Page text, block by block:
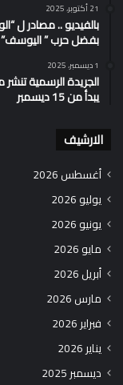
21 أكتوبر، 2025
بالفيديو .. مصادر ل
بفضل حرب ” اليوسف”
1 ديسمبر، 2025
الجريدة الرسمية
يبدأ من 15 ديسمبر
الارشيف
أغسطس 2026
يوليو 2026
يونيو 2026
مايو 2026
أبريل 2026
مارس 2026
فبراير 2026
يناير 2026
ديسمبر 2025